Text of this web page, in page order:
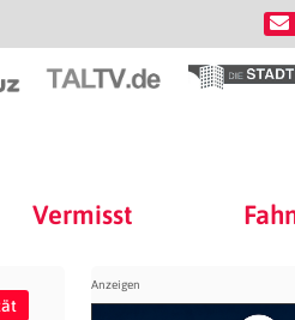
Vermisst